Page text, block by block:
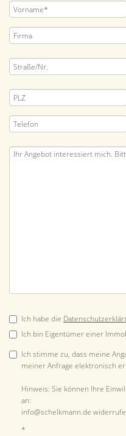
Ich habe die
Ich bin Eigentümer einer
Ich stimme zu, dass meine
meiner Anfrage elektronisch
Hinweis: Sie können Ihre
an:
info@schelkmann.de
*